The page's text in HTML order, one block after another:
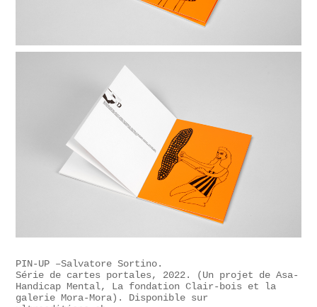
PIN-UP –Salvatore Sortino.
Série de cartes portales, 2022. (Un projet de Asa-
Handicap Mental, La fondation Clair-bois et la
galerie Mora-Mora). Disponible sur